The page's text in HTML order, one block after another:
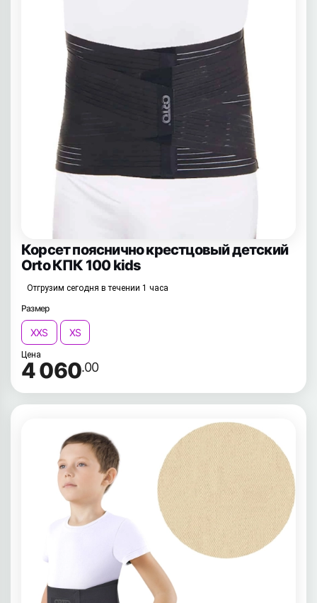
Корсет пояснично крестцовый детский
Orto КПК 100 kids
Отгрузим сегодня в течении 1 часа
Размер
XXS XS
Цена
4 060.00